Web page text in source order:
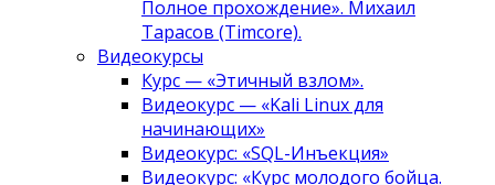
Полное прохождение». Михаил
Тарасов (Timcore).
Видеокурсы
Курс — «Этичный взлом».
Видеокурс — «Kali Linux для
начинающих»
Видеокурс: «SQL-Инъекция»
Видеокурс: «Курс молодого бойца.